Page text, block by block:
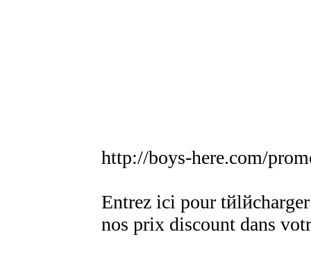
http://boys-here.com/
Entrez ici pour
nos prix discount dans